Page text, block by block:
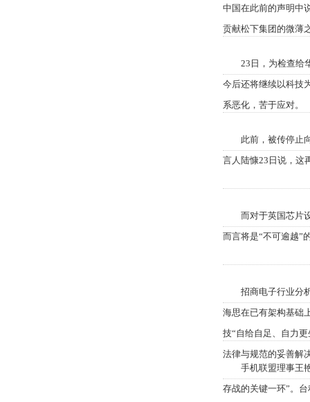
中国在此前的声明中
贡献松下集团的微薄
23日，为检查给华
今后还将继续以科技
系恶化，苦于应对。
此前，被传停止向
言人陆慷23日说，这
而对于英国芯片设
而言将是“不可逾越”
招商电子行业分析
海思在已有架构基础
技“自给自足、自力
法律与规范的妥善解
手机联盟理事王艳
存战的关键一环”。